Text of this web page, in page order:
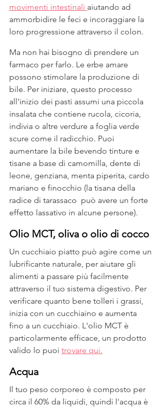
movimenti intestinali aiutando ad
ammorbidire le feci e incoraggiare la
loro progressione attraverso il colon.
Ma non hai bisogno di prendere un
farmaco per farlo. Le erbe amare
possono stimolare la produzione di
bile. Per iniziare, questo processo
all'inizio dei pasti assumi una piccola
insalata che contiene rucola, cicoria,
indivia o altre verdure a foglia verde
scure come il radicchio. Puoi
aumentare la bile bevendo tinture e
tisane a base di camomilla, dente di
leone, genziana, menta piperita, cardo
mariano e finocchio (la tisana della
radice di tarassaco  può avere un forte
effetto lassativo in alcune persone).
Olio MCT, oliva o olio di cocco
Un cucchiaio piatto può agire come un
lubrificante naturale, per aiutare gli
alimenti a passare più facilmente
attraverso il tuo sistema digestivo. Per
verificare quanto bene tolleri i grassi,
inizia con un cucchiaino e aumenta
fino a un cucchiaio. L'olio MCT è
particolarmente efficace, un prodotto
valido lo puoi trovare qui.
Acqua
Il tuo peso corporeo è composto per
circa il 60% da liquidi, quindi l'acqua è